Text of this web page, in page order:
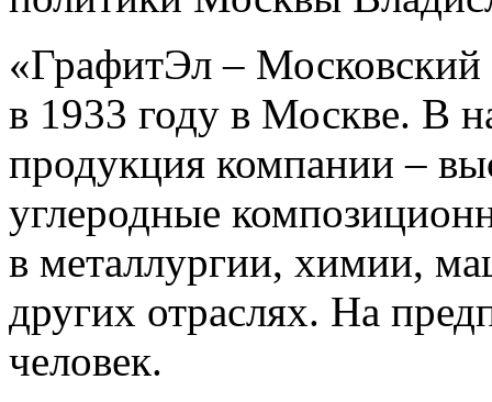
«ГрафитЭл – Московский
в 1933 году в Москве. В
продукция компании –
углеродные
в металлургии, химии,
других отраслях. На
человек.